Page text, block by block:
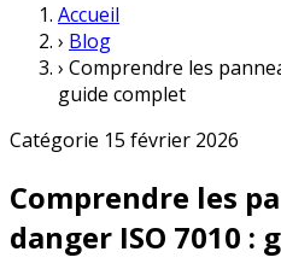
Accueil
› Blog
› Comprendre les
guide complet
Catégorie 15 février 2026
Comprendre les
danger ISO 7010 :